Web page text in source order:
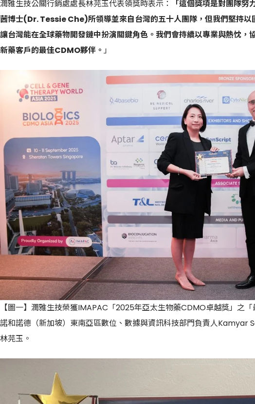
潤雅生技公關行銷處處長林芫玉代表領獎時表示：
「這個獎項是對團隊
茜博士(Dr. Tessie Che)所領導並來自台灣的五十人團隊，但我們堅持以
讓台灣能在全球藥物開發鏈中扮演關鍵角色。我們會持續以專業與熱忱，
新藥客戶的最佳CDMO夥伴。 」
【圖一】潤雅生技榮獲IMAPAC「2025年亞太生物藥CDMO卓越獎」之
諾和諾德（新加坡）東南亞區數位、數據與資訊科技部門負責人Kamyar
林芫玉。